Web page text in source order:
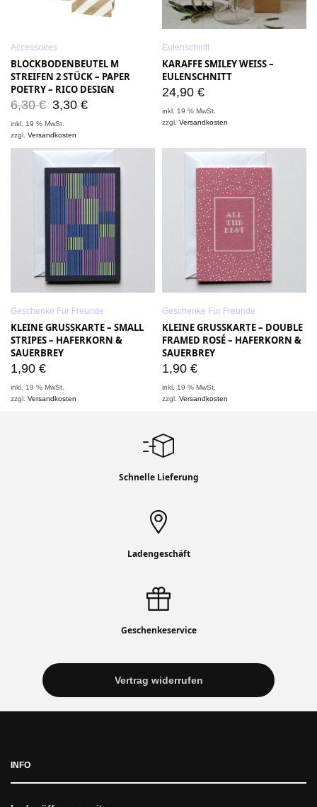
Accessoires
BLOCKBODENBEUTEL M
STREIFEN 2 STÜCK – PAPER
POETRY – RICO DESIGN
6,30€ 3,30 €
inkl. 19 % MwSt.
zzgl.Versandkosten
Eulenschnitt
KARAFFE SMILEY WEISS – E
ULENSCHNITT
24,90 €
inkl. 19 % MwSt.
zzgl.Versandkosten
Geschenke Für Freunde
KLEINE GRUSSKARTE – SMALL S
TRIPES – HAFERKORN & S
AUERBREY
1,90 €
inkl. 19 % MwSt.
zzgl.Versandkosten
Geschenke Für Freunde
KLEINE GRUSSKARTE – DOUBLE F
RAMED ROSÉ – HAFERKORN & S
AUERBREY
1,90 €
inkl. 19 % MwSt.
zzgl.Versandkosten
Schnelle Lieferung
Ladengeschäft
Geschenkeservice
Vertrag widerrufen
INFO